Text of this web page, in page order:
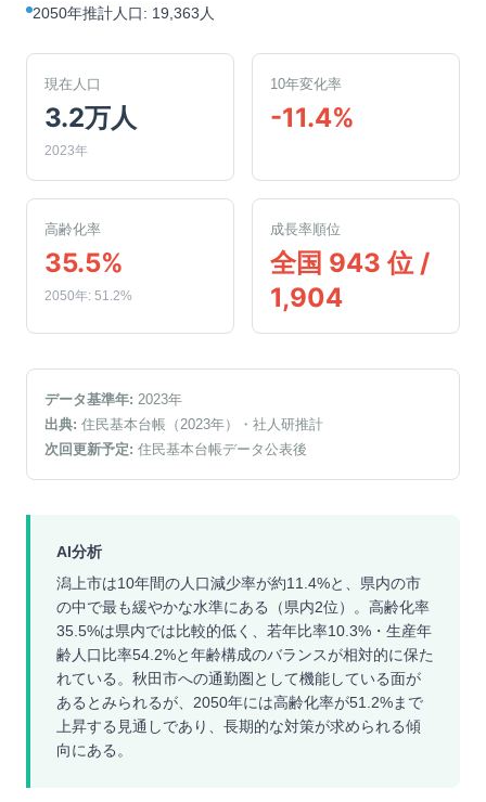
2050年推計人口: 19,363人
現在人口
3.2万人
2023年
10年変化率
-11.4%
高齢化率
35.5%
2050年: 51.2%
成長率順位
全国 943 位 /
1,904
データ基準年: 2023年
出典: 住民基本台帳（2023年）
・社人研推計
次回更新予定: 住民基本台帳データ公表後
AI分析
潟上市は10年間の人口減少率が約11.4%と、県内の市
の中で最も緩やかな水準にある（県内2位）。高齢化率
35.5%は県内では比較的低く、若年比率10.3%・生産年
齢人口比率54.2%と年齢構成のバランスが相対的に保た
れている。秋田市への通勤圏として機能している面が
あるとみられるが、2050年には高齢化率が51.2%まで
上昇する見通しであり、長期的な対策が求められる傾
向にある。